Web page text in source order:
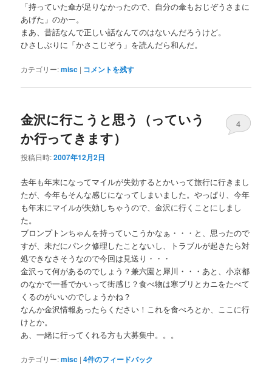
「持っていた傘が足りなかったので、自分の傘もおじぞうさまに
あげた」のかー。
まあ、昔話なんで正しい話なんてのはないんだろうけど。
ひさしぶりに「かさこじぞう」を読んだら和んだ。
カテゴリー:misc | コメントを残す
金沢に行こうと思う（っていう
か行ってきます）
投稿日時:2007年12月2日
4
去年も年末になってマイルが失効するとかいって旅行に行きまし
たが、今年もそんな感じになってしまいました。やっぱり、今年
も年末にマイルが失効しちゃうので、金沢に行くことにしまし
た。
ブロンプトンちゃんを持っていこうかなぁ・・・と、思ったので
すが、未だにパンク修理したことないし、トラブルが起きたら対
処できなさそうなので今回は見送り・・・
金沢って何があるのでしょう？兼六園と犀川・・・あと、小京都
のなかで一番でかいって街感じ？食べ物は寒ブリとカニをたべて
くるのがいいのでしょうかね？
なんか金沢情報あったらください！これを食べろとか、ここに行
けとか。
あ、一緒に行ってくれる方も大募集中。。。
カテゴリー:misc |4件のフィードバック